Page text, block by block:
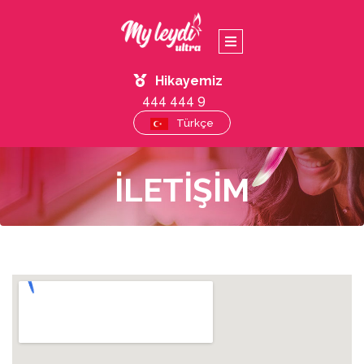
Hikayemiz
444 444 9
Türkçe
İLETIŞIM